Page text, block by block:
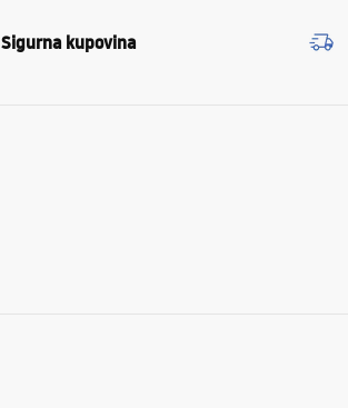
Sigurna kupovina